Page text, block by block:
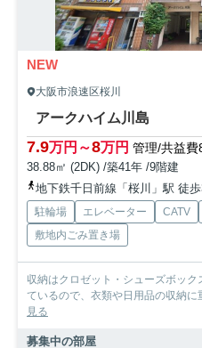
NEW
大阪市浪速区桜川
アークハイム川島
7.9万円～8万円 管理/共益費
38.88㎡ (2DK) /築41年 /9階建
地下鉄千日前線「桜川」駅 徒
駐輪場 エレベーター CATV
敷地内ごみ置き場
収納はクロゼット・シューズボッ
ているので、衣類や日用品の収納に
見る
募集中の部屋